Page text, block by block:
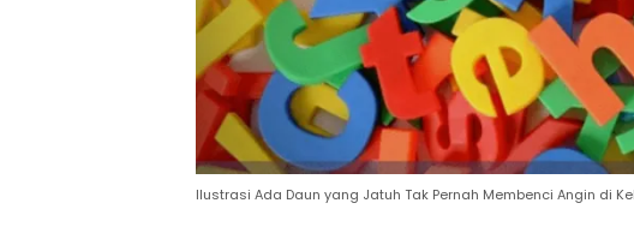
Ilustrasi Ada Daun yang Jatuh Tak Pernah Membenci Angin di